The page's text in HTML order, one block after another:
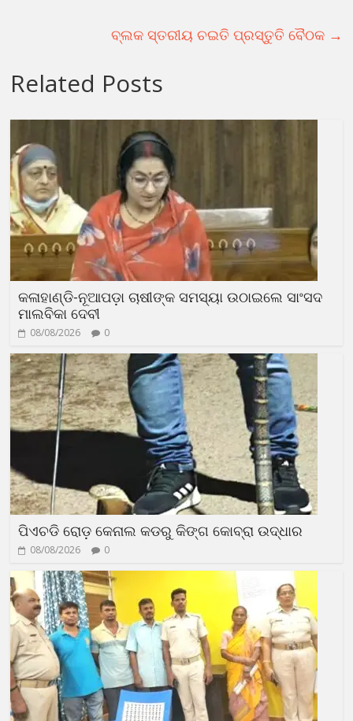
ବ୍ଲକ ସ୍ତରୀୟ ଚଇତି ପ୍ରସ୍ତୁତି ବୈଠକ →
Related Posts
କଳାହାଣ୍ଡି-ନୂଆପଡ଼ା ଚାଷୀଙ୍କ ସମସ୍ୟା ଉଠାଇଲେ ସାଂସଦ
ମାଲବିକା ଦେବୀ
08/08/2026 0
ପିଏଚଡି ରୋଡ଼ କେନାଲ କଡରୁ କିଙ୍ଗ କୋବ୍ରା ଉଦ୍ଧାର
08/08/2026 0